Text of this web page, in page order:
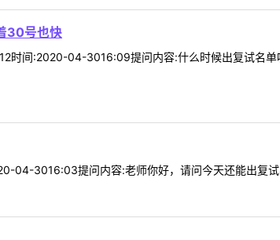
30号也快
时间:2020-04-3016:09提问内容:什么时候出复试名
04-3016:03提问内容:老师你好，请问今天还能出复